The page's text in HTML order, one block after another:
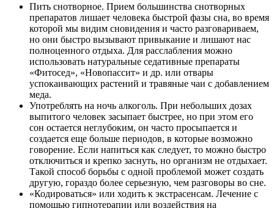
Пить снотворное. Прием большинства снотворных
препаратов лишает человека быстрой фазы сна, во время
которой мы видим сновидения и часто разговариваем,
но они быстро вызывают привыкание и лишают нас
полноценного отдыха. Для расслабления можно
использовать натуральные седативные препараты
«Фитосед», «Новопассит» и др. или отвары
успокаивающих растений и травяные чаи с добавлением
меда.
Употреблять на ночь алкоголь. При небольших дозах
выпитого человек засыпает быстрее, но при этом его
сон остается неглубоким, он часто просыпается и
создается еще больше периодов, в которые возможно
говорение. Если напиться как следует, то можно быстро
отключиться и крепко заснуть, но организм не отдыхает.
Такой способ борьбы с одной проблемой может создать
другую, гораздо более серьезную, чем разговоры во сне.
«Кодироваться» или ходить к экстрасенсам. Лечение с
помощью гипнотерапии или воздействия на